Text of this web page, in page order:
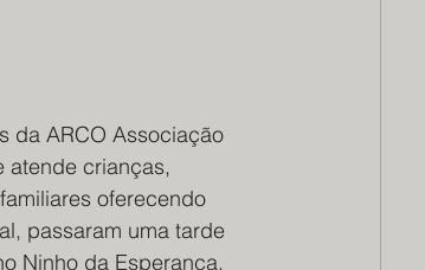
Com. Deus e N. Senhora
da ARCO Associação
atende crianças,
oferecendo
passaram uma tarde
Ninho da Esperança.